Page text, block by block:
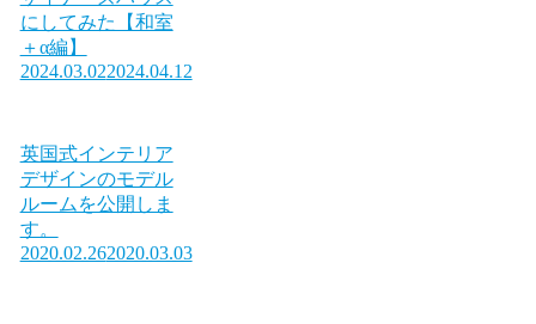
にしてみた【和室
＋α編】
2024.03.022024.04.12
英国式インテリア
デザインのモデル
ルームを公開しま
す。
2020.02.262020.03.03